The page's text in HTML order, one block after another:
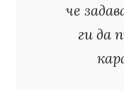
че
ги да